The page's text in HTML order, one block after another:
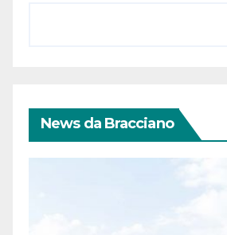
News da Bracciano